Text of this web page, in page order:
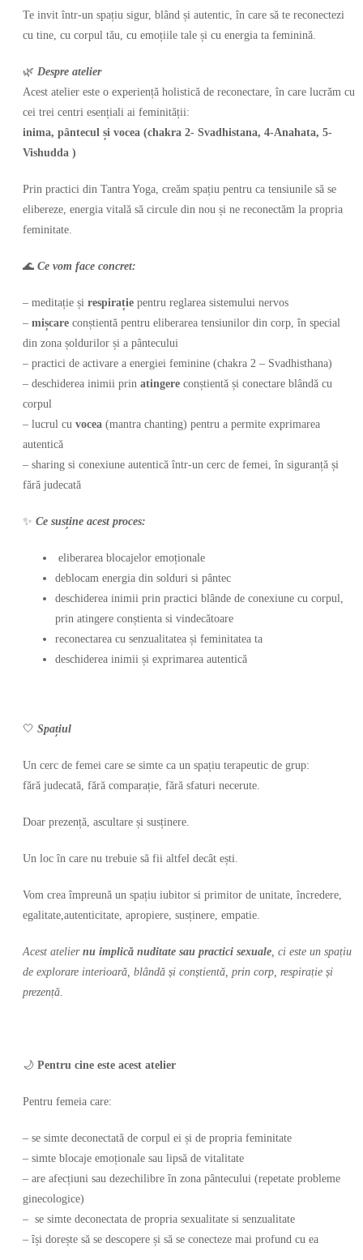
Te invit într-un spațiu sigur, blând și autentic, în care să te reconectezi
cu tine, cu corpul tău, cu emoțiile tale și cu energia ta feminină.
🌿 Despre atelier
Acest atelier este o experiență holistică de reconectare, în care lucrăm cu
cei trei centri esențiali ai feminității:
inima, pântecul și vocea (chakra 2- Svadhistana, 4-Anahata, 5-
Vishudda )
Prin practici din Tantra Yoga, creăm spațiu pentru ca tensiunile să se
elibereze, energia vitală să circule din nou și ne reconectăm la propria
feminitate.
🌊 Ce vom face concret:
– meditație și respirație pentru reglarea sistemului nervos
– mișcare conștientă pentru eliberarea tensiunilor din corp, în special
din zona șoldurilor și a pântecului
– practici de activare a energiei feminine (chakra 2 – Svadhisthana)
– deschiderea inimii prin atingere conștientă și conectare blândă cu
corpul
– lucrul cu vocea (mantra chanting) pentru a permite exprimarea
autentică
– sharing si conexiune autentică într-un cerc de femei, în siguranță și
fără judecată
✨ Ce susține acest proces:
eliberarea blocajelor emoționale
deblocam energia din solduri si pântec
deschiderea inimii prin practici blânde de conexiune cu corpul,
prin atingere conștienta si vindecătoare
reconectarea cu senzualitatea și feminitatea ta
deschiderea inimii și exprimarea autentică
🤍 Spațiul
Un cerc de femei care se simte ca un spațiu terapeutic de grup:
fără judecată, fără comparație, fără sfaturi necerute.
Doar prezență, ascultare și susținere.
Un loc în care nu trebuie să fii altfel decât ești.
Vom crea împreună un spațiu iubitor si primitor de unitate, încredere,
egalitate,autenticitate, apropiere, susținere, empatie.
Acest atelier nu implică nuditate sau practici sexuale, ci este un spațiu
de explorare interioară, blândă și conștientă, prin corp, respirație și
prezență.
🌙 Pentru cine este acest atelier
Pentru femeia care:
– se simte deconectată de corpul ei și de propria feminitate
– simte blocaje emoționale sau lipsă de vitalitate
– are afecțiuni sau dezechilibre în zona pântecului (repetate probleme
ginecologice)
– se simte deconectata de propria sexualitate si senzualitate
– își dorește să se descopere și să se conecteze mai profund cu ea